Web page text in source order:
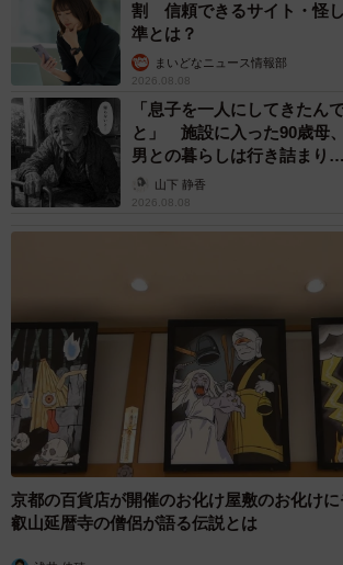
割 信頼できるサイト・怪
準とは？
まいどなニュース情報部
2026.08.08
「息子を一人にしてきたん
と」 施設に入った90歳母
男との暮らしは行き詰まり
から】山下 静香
2026.08.08
京都の百貨店が開催のお化け屋敷のお化け
叡山延暦寺の僧侶が語る伝説とは